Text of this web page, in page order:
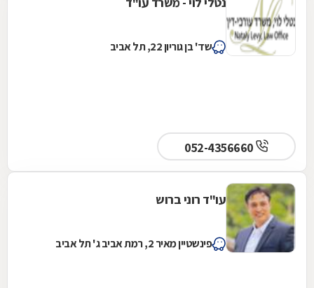
שד' בן גוריון 22, תל אביב
עו"ד רוני ברוש
פינשטיין מאיר 2, רמת אביב ג' תל אביב